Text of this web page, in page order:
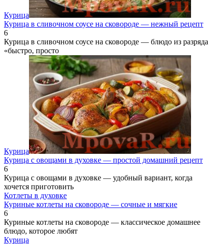
Курица
Курица в сливочном соусе на сковороде — нежный рецепт
6
Курица в сливочном соусе на сковороде — блюдо из разряда
«быстро, просто
Курица
Курица с овощами в духовке — простой домашний рецепт
6
Курица с овощами в духовке — удобный вариант, когда
хочется приготовить
Котлеты в духовке
Куриные котлеты на сковороде — сочные и мягкие
6
Куриные котлеты на сковороде — классическое домашнее
блюдо, которое любят
Курица